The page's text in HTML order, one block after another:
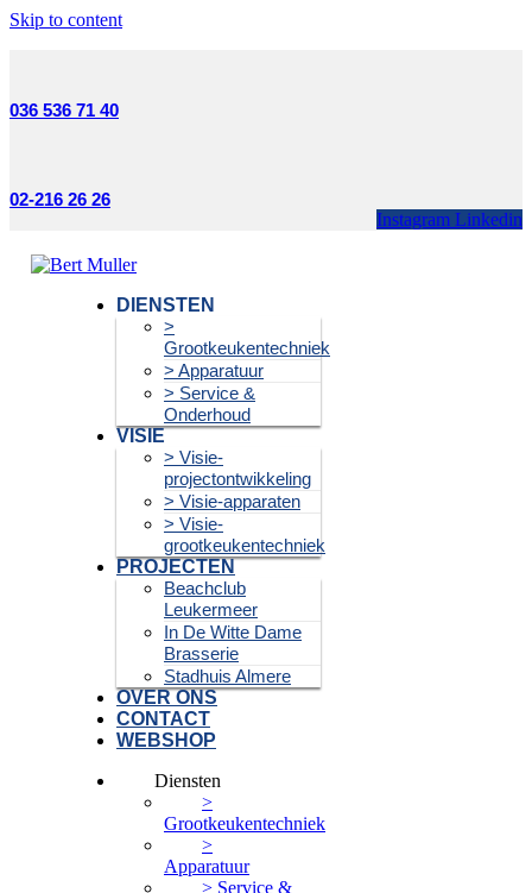
Skip to content
036 536 71 40
02-216 26 26
Instagram Linkedin
DIENSTEN
>
Grootkeukentechniek
> Apparatuur
> Service &
Onderhoud
VISIE
> Visie-
projectontwikkeling
> Visie-apparaten
> Visie-
grootkeukentechniek
PROJECTEN
Beachclub
Leukermeer
In De Witte Dame
Brasserie
Stadhuis Almere
OVER ONS
CONTACT
WEBSHOP
Diensten
>
Grootkeukentechniek
>
Apparatuur
> Service &